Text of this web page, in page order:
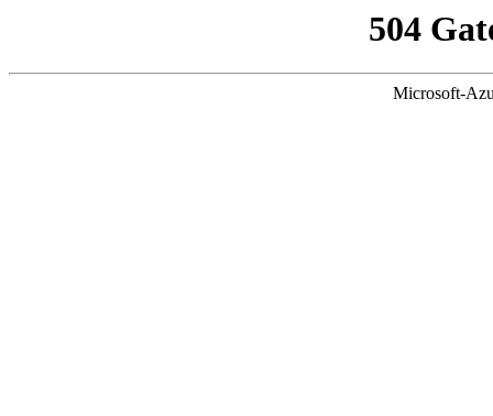
504
Microsoft-